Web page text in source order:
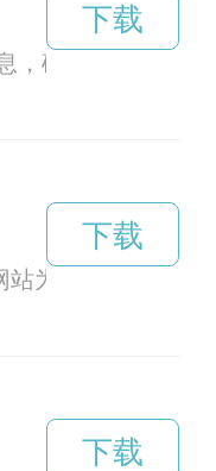
确保网络安全。
下载
为用户提供最新
下载
下载